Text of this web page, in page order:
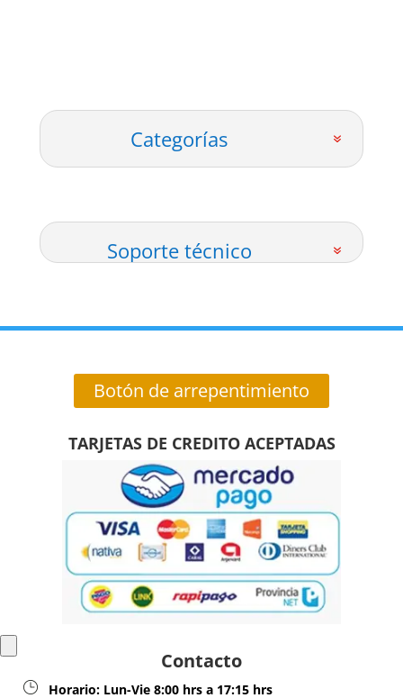
Categorías
Soporte técnico
Botón de arrepentimiento
TARJETAS DE CREDITO ACEPTADAS
Contacto
Horario: Lun-Vie 8:00 hrs a 17:15 hrs